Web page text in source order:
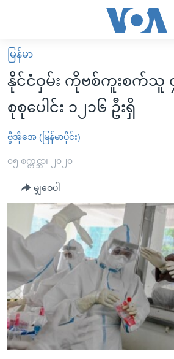
လွယ်ကူ
စေ
Link
များ
ပင်မ
ကြည့်
အ
ညွန်း
စာမျက်နှာ
သို့
ကျော်
မူလစာမျက်နှာ
မြန်မာ
ကမ္ဘာ့သတင်းများ
နိုင်ငံတကာ
အစ္စရေး-ပါလက်စတိုင်း
ဗွီဒီယို
အင်္ဂလိပ်စာလေ့လာမယ်
အမေရိကန်သုံးအီဒီယံ
မကြေးမုံရဲ့ အင်္ဂလိပ်စာ
ရုပ်ရှင်ထဲက အင်္ဂလိပ်စာ
သုတပဒေသာ အင်္ဂလိပ်စာ
အပတ်စဉ်ကဏ္ဍများ
ရေဒီယို
တီဗွီ
ရေဒီယိုနှင့်ရုပ်သံ အချက်အလက်များ
ရေဒီယို/တီဗွီအစီအစဉ်
Learning English
ဗွီအိုအေ လူမှုကွန်ယက်များ
မြန်မာ
နိုင်ငံဝှမ်း ကိုဗစ်ကူးစက်သူ
စုစုပေါင်း ၁၂၁၆ ဦးရှိ
ဗွီအိုအေ (မြန်မာပိုင်း)
၀၅ စက္တင္ဘာ၊ ၂၀၂၀
မျှဝေပါ